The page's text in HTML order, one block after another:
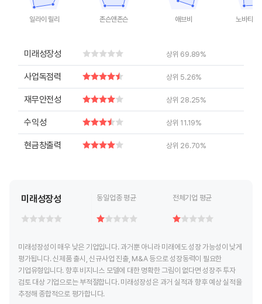
일라이 릴리 존슨앤존슨 애브비 노바티스
미래성장성 상위 69.89%
사업독점력 상위 5.26%
재무안전성 상위 28.25%
수익성 상위 11.19%
현금창출력 상위 26.70%
미래성장성 동일업종 평균 전체기업 평균
미래성장성이 매우 낮은 기업입니다. 과거뿐 아니라 미래에도 성장 가능성이 낮게
평가됩니다. 신제품 출시, 신규사업 진출, M&A 등으로 성장동력이 필요한
기업유형입니다. 향후 비지니스 모델에 대한 명확한 그림이 없다면 성장주 투자
검토 대상 기업으로는 부적절합니다. 미래성장성은 과거 실적과 향후 예상 실적을
추정해 종합적으로 평가합니다.